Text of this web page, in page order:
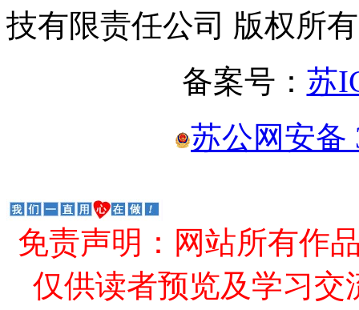
技有限责任公司 版权所有
备案号： 苏
苏公网安备
免责声明：网站所有作
仅供读者预览及学习交